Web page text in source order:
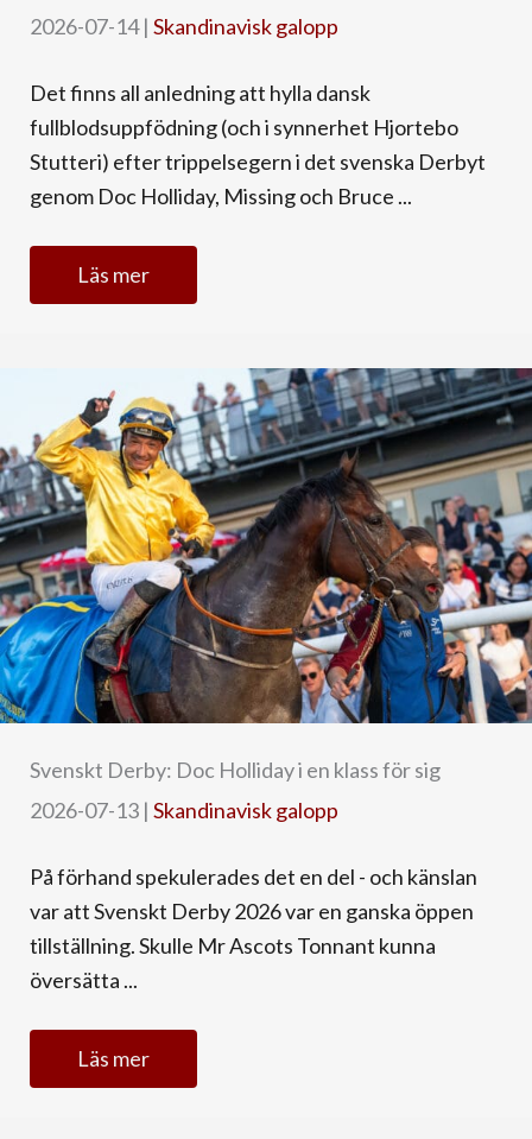
2026-07-14| Skandinavisk galopp
Det finns all anledning att hylla dansk
fullblodsuppfödning (och i synnerhet Hjortebo
Stutteri) efter trippelsegern i det svenska Derbyt
genom Doc Holliday, Missing och Bruce ...
Läs mer
Svenskt Derby: Doc Holliday i en klass för sig
2026-07-13 | Skandinavisk galopp
På förhand spekulerades det en del - och känslan
var att Svenskt Derby 2026 var en ganska öppen
tillställning. Skulle Mr Ascots Tonnant kunna
översätta ...
Läs mer